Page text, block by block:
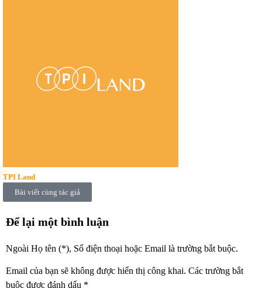
TPI Land
Bài viết cùng tác giả
Để lại một bình luận
Ngoài Họ tên (*), Số điện thoại hoặc Email là trường bắt buộc.
Email của bạn sẽ không được hiển thị công khai. Các trường bắt
buộc được đánh dấu *